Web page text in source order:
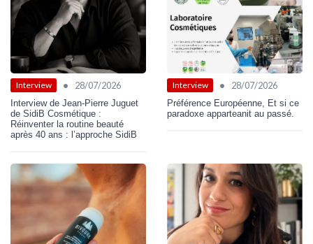
Interview • 28/07/2026
Interview de Jean-Pierre Juguet
de SidiB Cosmétique :
Réinventer la routine beauté
après 40 ans : l’approche SidiB
Interview • 28/07/2026
Préférence Européenne, Et si ce
paradoxe apparteanit au passé.